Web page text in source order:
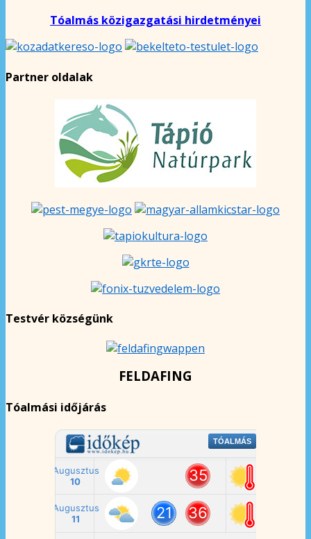
Tóalmás közigazgatási hirdetményei
Partner oldalak
Testvér községünk
FELDAFING
Tóalmási időjárás